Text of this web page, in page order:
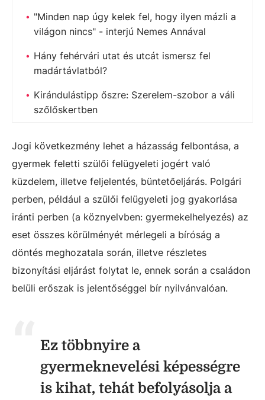
"Minden nap úgy kelek fel, hogy ilyen mázli a
világon nincs" - interjú Nemes Annával
Hány fehérvári utat és utcát ismersz fel
madártávlatból?
Kirándulástipp őszre: Szerelem-szobor a váli
szőlőskertben
Jogi következmény lehet a házasság felbontása, a
gyermek feletti szülői felügyeleti jogért való
küzdelem, illetve feljelentés, büntetőeljárás. Polgári
perben, például a szülői felügyeleti jog gyakorlása
iránti perben (a köznyelvben: gyermekelhelyezés) az
eset összes körülményét mérlegeli a bíróság a
döntés meghozatala során, illetve részletes
bizonyítási eljárást folytat le, ennek során a családon
belüli erőszak is jelentőséggel bír nyilvánvalóan.
Ez többnyire a
gyermeknevelési képességre
is kihat, tehát befolyásolja a